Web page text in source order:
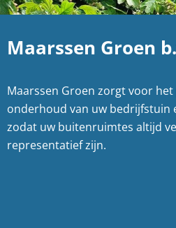
Vacatures
Contact
NL
Maarssen Groen
Maarssen Groen zorgt voor
onderhoud van uw bedrijfstuin
zodat uw buitenruimtes altijd
representatief zijn.